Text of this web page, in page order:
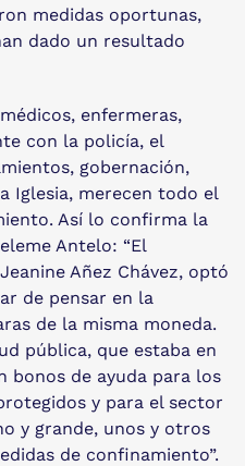
medidas oportunas,
dado un resultado
enfermeras,
con la policía, el
gobernación,
Iglesia, merecen todo el
Así lo confirma la
Antelo: “El
Añez Chávez, optó
de pensar en la
de la misma moneda.
pública, que estaba en
bonos de ayuda para los
y para el sector
y grande, unos y otros
de confinamiento”.